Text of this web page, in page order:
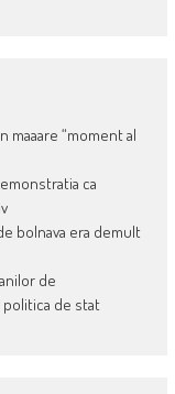
maaare “moment al
ca
bolnava era demult
de
politica de stat